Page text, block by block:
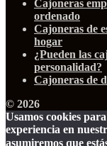
Cajoneras
ordenado
Cajoneras de
hogar
¿Pueden las
personalidad?
Cajoneras de
© 2026
Usamos cookies
experiencia en
asumiremos que